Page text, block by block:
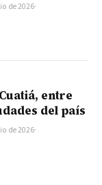
de 2026·
entre
del país
de 2026·